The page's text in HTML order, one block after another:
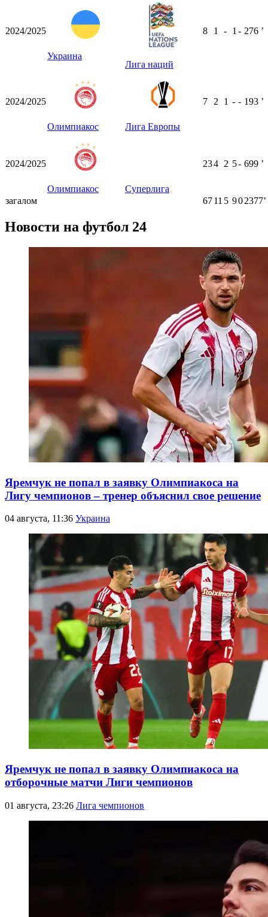
2024/2025
Украина
Лига наций
8 1 - 1 - 276 ʼ
2024/2025
Олимпиакос Лига Европы
7 2 1 - - 193 ʼ
2024/2025
Олимпиакос Суперлига
234 2 5- 699 ʼ
загалом 6711 5 902377ʼ
Новости на футбол 24
Яремчук не попал в заявку Олимпиакоса на
Лигу чемпионов – тренер объяснил свое решение
04 августа, 11:36 Украина
Яремчук не попал в заявку Олимпиакоса на
отборочные матчи Лиги чемпионов
01 августа, 23:26 Лига чемпионов